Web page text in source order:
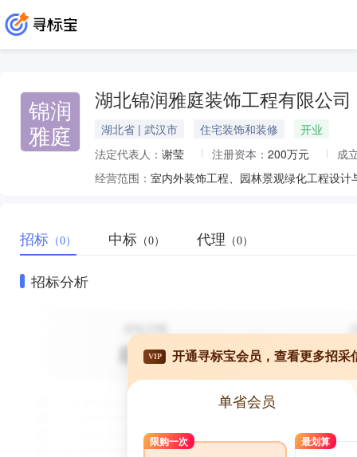
锦润
雅庭
湖北锦润雅庭装饰工程有限公司
湖北省 | 武汉市 住宅装饰和装修
开业
法定代表人： 谢莹 注册资本： 200万元
成
经营范围： 室内外装饰工程、园林景观绿化工程设
招标 （0） 中标 （0） 代理 （0）
招标分析
VIP 开通寻标宝会员，查看更多招采
单省会员
限购一次 最划算